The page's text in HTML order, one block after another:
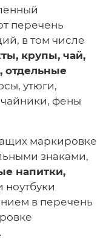
перечень
в том числе
крупы, чай,
отдельные
утюги,
фены
маркировке
знаками,
напитки,
в перечень